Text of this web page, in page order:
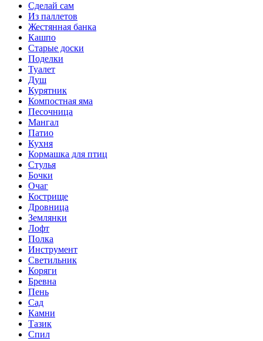
Сделай сам
Из паллетов
Жестянная банка
Кашпо
Старые доски
Поделки
Туалет
Душ
Курятник
Компостная яма
Песочница
Мангал
Патио
Кухня
Кормашка для птиц
Стулья
Бочки
Очаг
Кострище
Дровница
Землянки
Лофт
Полка
Инструмент
Светильник
Коряги
Бревна
Пень
Сад
Камни
Тазик
Спил